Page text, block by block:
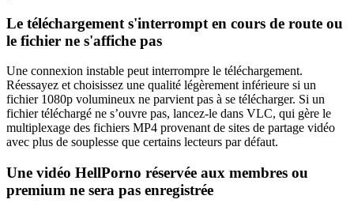
Le téléchargement s'interrompt en cours de route ou
le fichier ne s'affiche pas
Une connexion instable peut interrompre le téléchargement.
Réessayez et choisissez une qualité légèrement inférieure si un
fichier 1080p volumineux ne parvient pas à se télécharger. Si un
fichier téléchargé ne s’ouvre pas, lancez-le dans VLC, qui gère le
multiplexage des fichiers MP4 provenant de sites de partage vidéo
avec plus de souplesse que certains lecteurs par défaut.
Une vidéo HellPorno réservée aux membres ou
premium ne sera pas enregistrée